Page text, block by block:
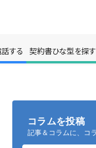
無料で株価を算
する 契約書ひな型を探す
コラムを投稿
記事＆コラムに、コ